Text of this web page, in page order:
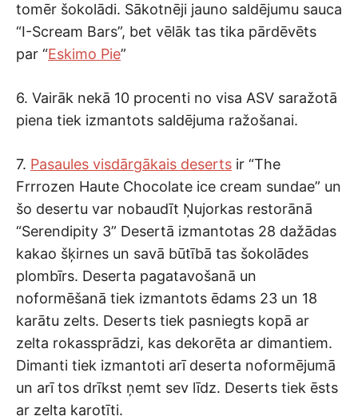
tomēr šokolādi. Sākotnēji jauno saldējumu sauca
“I-Scream Bars”, bet vēlāk tas tika pārdēvēts
par “Eskimo Pie”
6. Vairāk nekā 10 procenti no visa ASV saražotā
piena tiek izmantots saldējuma ražošanai.
7. Pasaules visdārgākais deserts ir “The
Frrrozen Haute Chocolate ice cream sundae” un
šo desertu var nobaudīt Ņujorkas restorānā
“Serendipity 3” Desertā izmantotas 28 dažādas
kakao šķirnes un savā būtībā tas šokolādes
plombīrs. Deserta pagatavošanā un
noformēšanā tiek izmantots ēdams 23 un 18
karātu zelts. Deserts tiek pasniegts kopā ar
zelta rokassprādzi, kas dekorēta ar dimantiem.
Dimanti tiek izmantoti arī deserta noformējumā
un arī tos drīkst ņemt sev līdz. Deserts tiek ēsts
ar zelta karotīti.